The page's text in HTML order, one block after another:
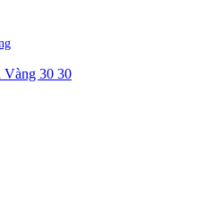
30 30